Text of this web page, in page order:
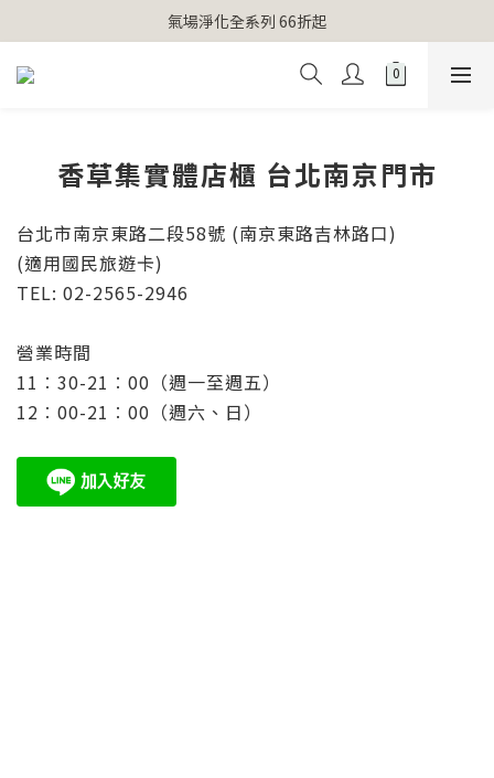
【官網獨家】首次消費 不限金額 即送 香遇熊超人行李吊牌
氣場淨化全系列 66折起
【官網獨家】首次消費 不限金額 即送 香遇熊超人行李吊牌
香草集實體店櫃 台北南京門市
台北市南京東路二段58號 (南京東路吉林路口)
(適用國民旅遊卡)
TEL: 02-2565-2946
營業時間
11︰30-21︰00（週一至週五）
12︰00-21︰00（週六、日）